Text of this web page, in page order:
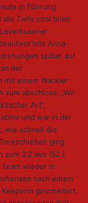
in Führung
die Tiefe cool blieb
Anna-
später auf
der
mit einem Wackler
abschloss. „Wir
Art“,
und war in der
wie schnell die
ging
zum 2:2 aus (52.),
wieder in
nach einem
Keeperin gescheitert,